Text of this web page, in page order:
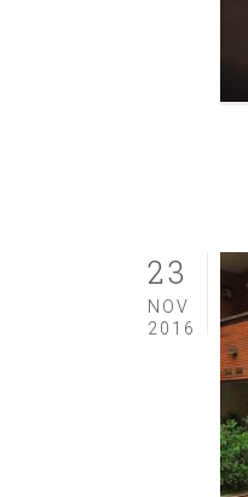
23
NOV
2016